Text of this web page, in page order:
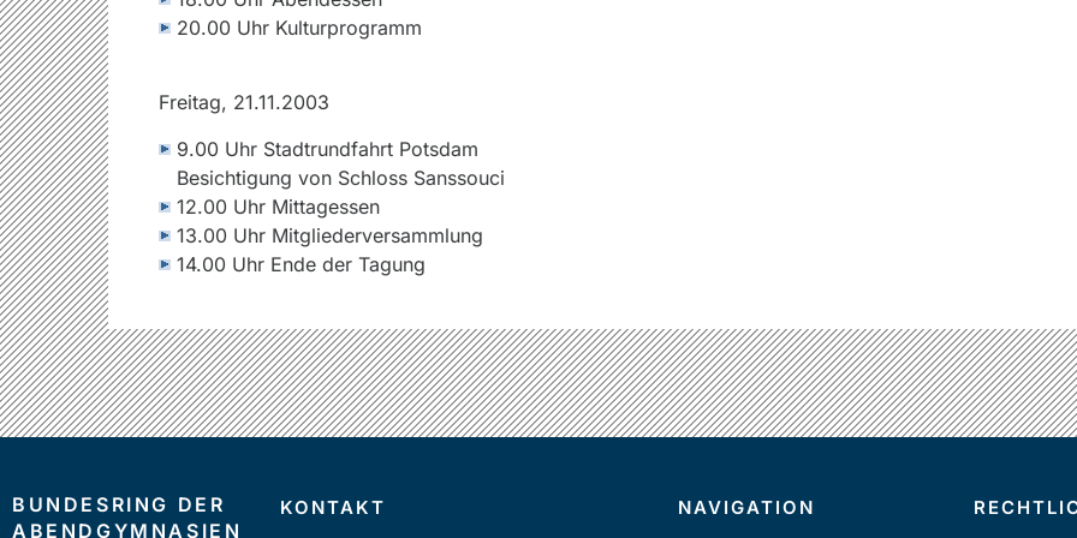
20.00 Uhr Kulturprogramm
Freitag, 21.11.2003
9.00 Uhr Stadtrundfahrt Potsdam
Besichtigung von Schloss Sanssouci
12.00 Uhr Mittagessen
13.00 Uhr Mitgliederversammlung
14.00 Uhr Ende der Tagung
BUNDESRING DER
ABENDGYMNASIEN
KONTAKT NAVIGATION